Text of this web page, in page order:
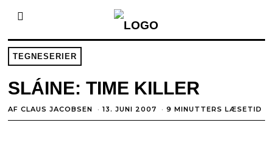
TEGNESERIER
SLÁINE: TIME KILLER
AFCLAUS JACOBSEN 13. JUNI 2007 9 MINUTTERS LÆSETID